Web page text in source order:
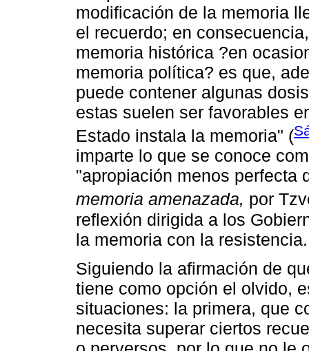
modificación de la memoria
el recuerdo; en
memoria histórica ?en
memoria política? es que,
puede contener algunas
estas suelen ser favorables
Estado instala la memoria" (
imparte lo que se conoce
"apropiación menos perfecta
memoria amenazada, por
reflexión dirigida a los
la memoria con la resistencia.
Siguiendo la afirmación de
tiene como opción el olvido,
situaciones: la primera, que
necesita superar ciertos